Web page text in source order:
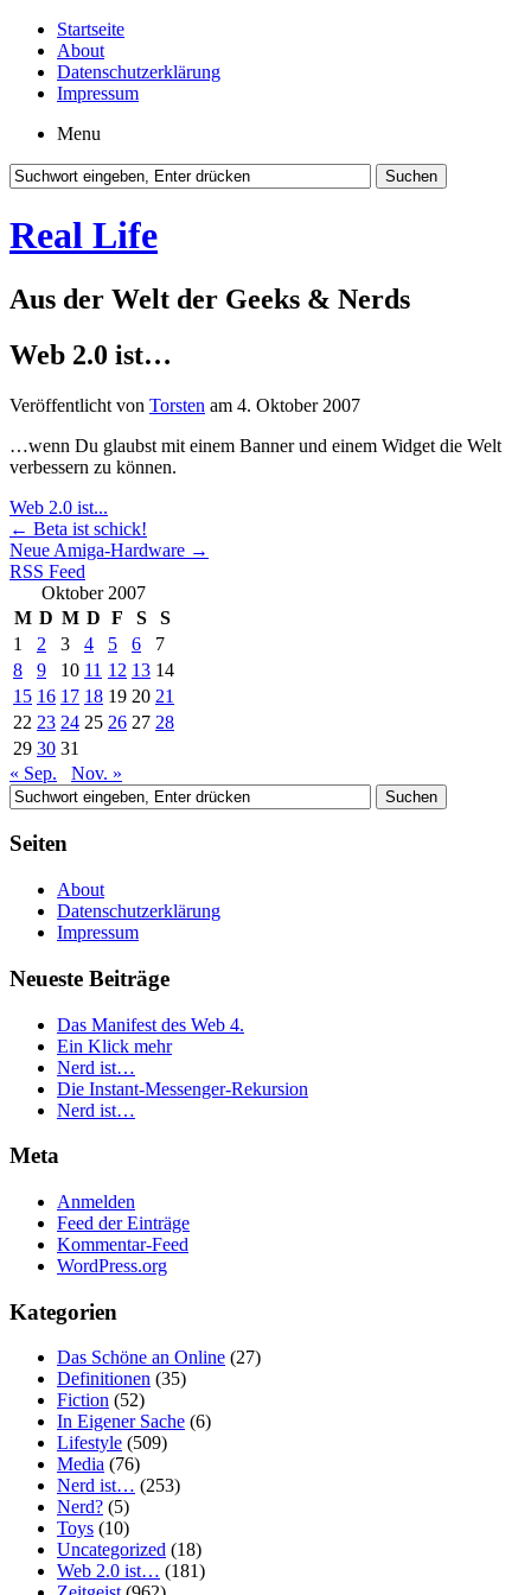
Startseite
About
Datenschutzerklärung
Impressum
Menu
Real Life
Aus der Welt der Geeks & Nerds
Web 2.0 ist…
Veröffentlicht von Torsten am 4. Oktober 2007
…wenn Du glaubst mit einem Banner und einem Widget die Welt
verbessern zu können.
Web 2.0 ist...
← Beta ist schick!
Neue Amiga-Hardware →
RSS Feed
Oktober 2007
M D M D F S
S
1
2 3 4 5 6
7
8
9 10 11 12 13 14
15 16 17 18 19 20 21
22 23 24 25 26 27 28
29 30 31
« Sep.
Nov. »
Seiten
About
Datenschutzerklärung
Impressum
Neueste Beiträge
Das Manifest des Web 4.
Ein Klick mehr
Nerd ist…
Die Instant-Messenger-Rekursion
Nerd ist…
Meta
Anmelden
Feed der Einträge
Kommentar-Feed
WordPress.org
Kategorien
Das Schöne an Online (27)
Definitionen (35)
Fiction (52)
In Eigener Sache (6)
Lifestyle (509)
Media (76)
Nerd ist… (253)
Nerd? (5)
Toys (10)
Uncategorized (18)
Web 2.0 ist… (181)